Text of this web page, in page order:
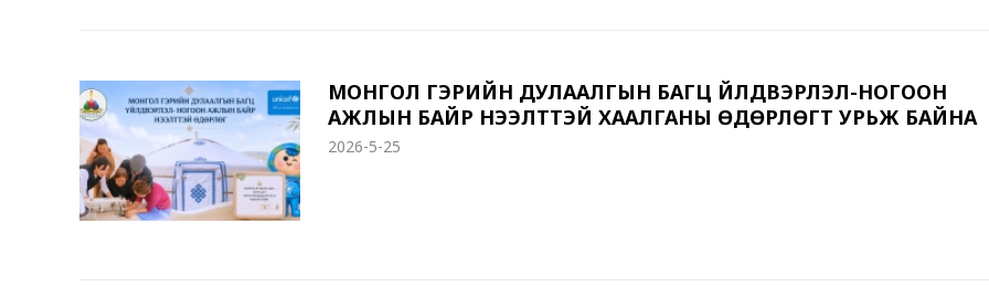
шаардлагатай байгааг дурдлаа
МОНГОЛ ГЭРИЙН ДУЛААЛГЫН БАГЦ ҮЙЛДВЭРЛЭЛ-НОГООН
АЖЛЫН БАЙР НЭЭЛТТЭЙ ХААЛГАНЫ ӨДӨРЛӨГТ УРЬЖ БАЙНА
2026-5-25